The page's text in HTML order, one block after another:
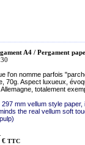
A4 / Pergament
l'on nomme parfois
70g. Aspect luxueux,
totalement
mm vellum style
the real vellum soft
€ TTC